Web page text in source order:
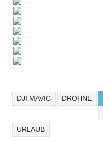
DJI MAVIC
DROHNE
URLAUB